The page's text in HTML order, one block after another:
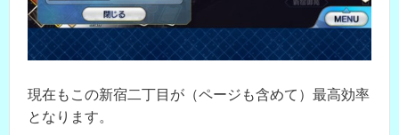
現在もこの新宿二丁目が（ページも含めて）最高効率
となります。